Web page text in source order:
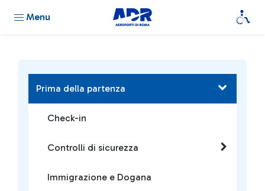
Menu
Prima della partenza
Check-in
Controlli di sicurezza
Immigrazione e Dogana